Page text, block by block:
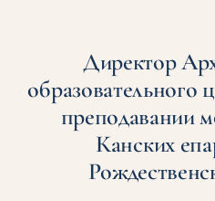
Директор
образовательного
преподавании
Канских